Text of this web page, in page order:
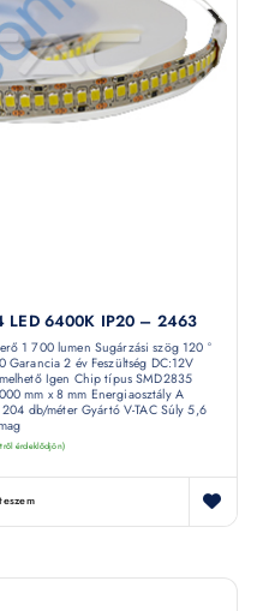
LED 6400K IP20 – 2463
1 700 lumen Sugárzási szög 120 °
2 év Feszültség DC:12V
Igen Chip típus SMD2835
mm x 8 mm Energiaosztály A
204 db/méter Gyártó V-TAC Súly 5,6
érdeklődjön)